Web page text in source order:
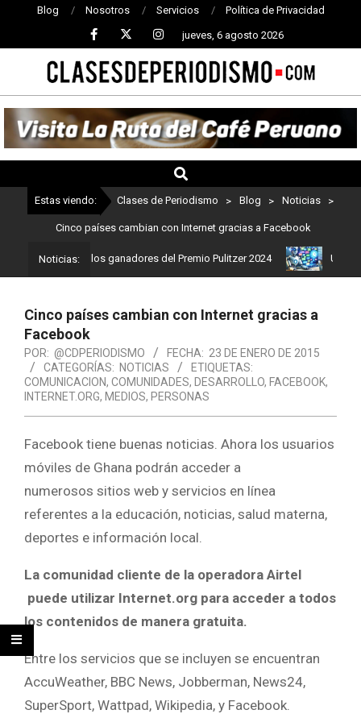
Blog Nosotros Servicios Política de Privacidad
jueves, 6 agosto 2026
CLASES
DE
PERIODISMO
Estas viendo: Clases de Periodismo > Blog > Noticias >
Cinco países cambian con Internet gracias a Facebook
Noticias:
Estos son los ganadores del Premio Pulitzer 2024 Usuarios
Cinco países cambian con Internet gracias a
Facebook
POR: @CDPERIODISMO FECHA: 23 DE ENERO DE 2015
CATEGORÍAS: NOTICIAS
ETIQUETAS:
COMUNICACION, COMUNIDADES, DESARROLLO, FACEBOOK,
INTERNET.ORG, MEDIOS, PERSONAS
Facebook tiene buenas noticias. Ahora los usuarios
móviles de Ghana podrán acceder a
numerosos sitios web y servicios en línea
referentes a la educación, noticias, salud materna,
deportes e información local.
La comunidad cliente de la operadora Airtel
puede utilizar Internet.org para acceder a todos
los contenidos de manera gratuita.
Entre los servicios que se incluyen se encuentran
AccuWeather, BBC News, Jobberman, News24,
SuperSport, Wattpad, Wikipedia, y Facebook.